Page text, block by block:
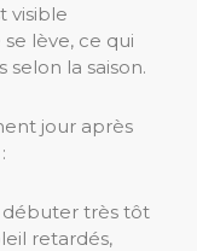
visible
lève, ce qui
la saison.
jour après
débuter très tôt
retardés,